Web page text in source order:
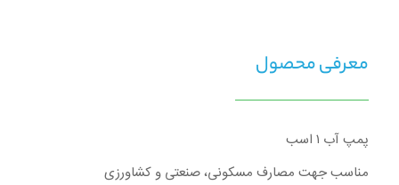
معرفی محصول
پمپ آب ۱ اسب
مناسب جهت مصارف مسکونی، صنعتی و کشاورزی